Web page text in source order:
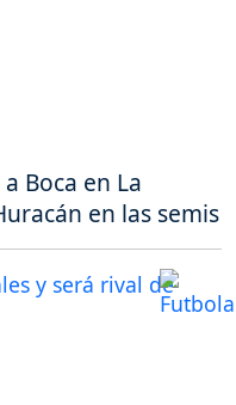
Boca en La
en las semis